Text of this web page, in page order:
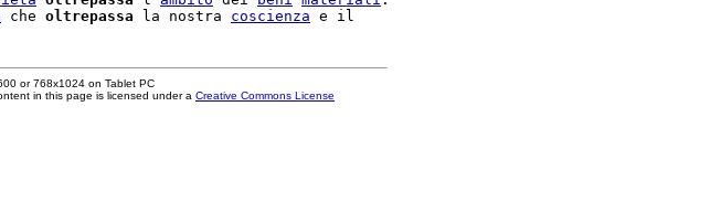
che oltrepassa la nostra coscienza
or 768x1024 on Tablet PC
in this page is licensed under a Creative Commons License